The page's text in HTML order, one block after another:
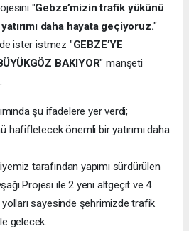
"Gebze’mizin trafik yükünü
daha hayata geçiyoruz."
ister istmez "GEBZE’YE
BAKIYOR" manşeti
şu ifadelere yer verdi;
hafifletecek önemli bir yatırımı daha
tarafından yapımı sürdürülen
Projesi ile 2 yeni altgeçit ve 4
sayesinde şehrimizde trafik
gelecek.